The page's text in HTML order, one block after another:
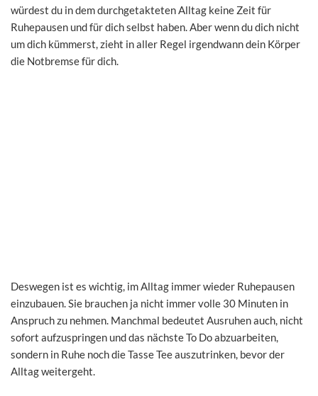
würdest du in dem durchgetakteten Alltag keine Zeit für
Ruhepausen und für dich selbst haben. Aber wenn du dich nicht
um dich kümmerst, zieht in aller Regel irgendwann dein Körper
die Notbremse für dich.
Deswegen ist es wichtig, im Alltag immer wieder Ruhepausen
einzubauen. Sie brauchen ja nicht immer volle 30 Minuten in
Anspruch zu nehmen. Manchmal bedeutet Ausruhen auch, nicht
sofort aufzuspringen und das nächste To Do abzuarbeiten,
sondern in Ruhe noch die Tasse Tee auszutrinken, bevor der
Alltag weitergeht.